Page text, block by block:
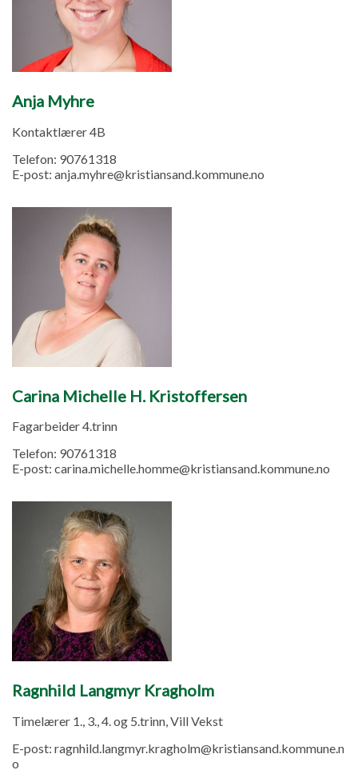
Anja Myhre
Kontaktlærer 4B
Telefon: 90761318
E-post: anja.myhre@kristiansand.kommune.no
Carina Michelle H. Kristoffersen
Fagarbeider 4.trinn
Telefon: 90761318
E-post: carina.michelle.homme@kristiansand.kommune.no
Ragnhild Langmyr Kragholm
Timelærer 1., 3., 4. og 5.trinn, Vill Vekst
E-post: ragnhild.langmyr.kragholm@kristiansand.kommune.n
o